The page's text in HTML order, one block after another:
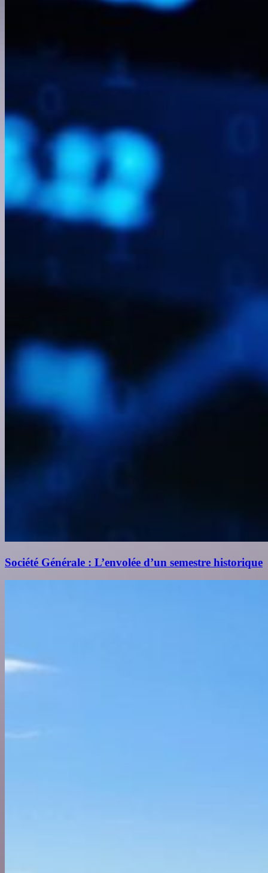
Société Générale : L’envolée d’un semestre historique